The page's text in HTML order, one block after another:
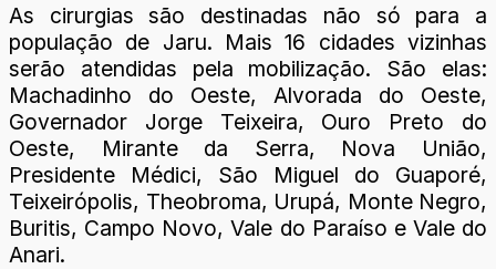
As cirurgias são destinadas não só para a
população de Jaru. Mais 16 cidades vizinhas
serão atendidas pela mobilização. São elas:
Machadinho do Oeste, Alvorada do Oeste,
Governador Jorge Teixeira, Ouro Preto do
Oeste, Mirante da Serra, Nova União,
Presidente Médici, São Miguel do Guaporé,
Teixeirópolis, Theobroma, Urupá, Monte Negro,
Buritis, Campo Novo, Vale do Paraíso e Vale do
Anari.